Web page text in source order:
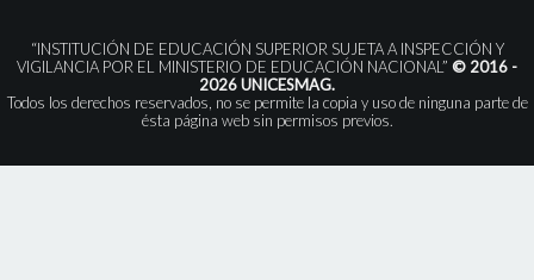
“INSTITUCIÓN DE EDUCACIÓN SUPERIOR SUJETA A INSPECCIÓN Y
VIGILANCIA POR EL MINISTERIO DE EDUCACIÓN NACIONAL” © 2016 -
2026 UNICESMAG.
Todos los derechos reservados, no se permite la copia y uso de ninguna parte de
ésta página web sin permisos previos.